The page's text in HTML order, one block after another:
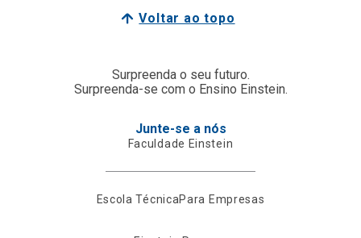
Voltar ao topo
Surpreenda o seu futuro.
Surpreenda-se com o Ensino Einstein.
Junte-se a nós
Faculdade Einstein
Escola TécnicaPara Empresas